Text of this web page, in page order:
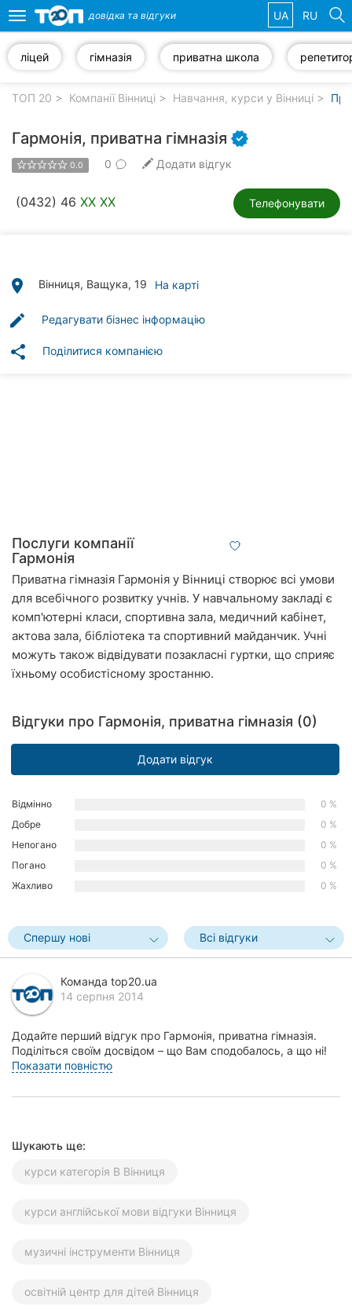
компанії
клініки
Автошколи
Всі
міста:
Вінниця
Житомир
Тернопіль
Рівне
Київ
Запоріжжя
Львів
Кривий
Ріг
Миколаїв
Херсон
Чернігів
Черкаси
Чернівці
Франківськ
Toggle
navigation
довідка та відгуки UA RU
ліцей гімназія приватна школа
ТОП 20 Компанії Вінниці Навчання, курси у Вінниці
Гармонія, приватна гімназія
0.0 0 Додати відгук
(0432) 46 XX XX Телефонувати
place Вінниця, Ващука, 19 На карті
edit Редагувати бізнес інформацію
share Поділитися компанією
Послуги компанії
Гармонія
Приватна гімназія Гармонія у Вінниці створює всі умови
для всебічного розвитку учнів. У навчальному закладі є
комп'ютерні класи, спортивна зала, медичний кабінет,
актова зала, бібліотека та спортивний майданчик. Учні
можуть також відвідувати позакласні гуртки, що сприяє
їхньому особистісному зростанню.
Відгуки про Гармонія, приватна гімназія (0)
Додати відгук
Відмінно
0 %
Добре
0 %
Непогано
0 %
Погано
0 %
Жахливо
0 %
Спершу нові Всі відгуки
Команда top20.ua
14 серпня 2014
Додайте перший відгук про Гармонія, приватна гімназія.
Поділіться своїм досвідом – що Вам сподобалось, а що ні!
Це допоможе іншим жителям Вінниці зроб...
Показати повністю
Шукають ще:
курси категорія В Вінниця
курси англійської мови відгуки Вінниця
музичні інструменти Вінниця
освітній центр для дітей Вінниця